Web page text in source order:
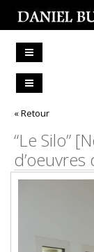
« Retour
“Le Silo”